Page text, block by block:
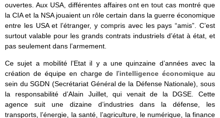
ouvertes. Aux USA, différentes affaires ont en tout cas montré que
la CIA et la NSA jouaient un rôle certain dans la guerre économique
entre les USA et l’étranger, y compris avec les pays “amis”. C’est
surtout valable pour les grands contrats industriels d’état à état, et
pas seulement dans l’armement.
Ce sujet a mobilité l’Etat il y a une quinzaine d’années avec la
création de équipe en charge de l’intelligence économique au
sein du SGDN (Secrétariat Général de la Défense Nationale), sous
la responsabilité d’Alain Juillet, qui venait de la DGSE. Cette
agence suit une dizaine d’industries dans la défense, les
transports, l’énergie, la santé, l’agriculture, le numérique, la finance